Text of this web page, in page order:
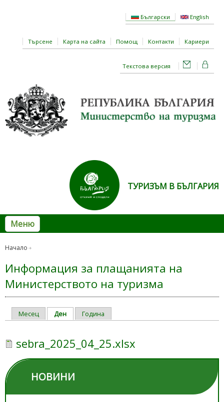
Български English
Търсене Карта на сайта Помощ Контакти Кариери
Текстова версия
ТУРИЗЪМ В БЪЛГАРИЯ
Меню
Начало
Информация за плащанията на
Министерството на туризма
Primary tabs
Месец Ден (активен раздел)
Година
sebra_2025_04_25.xlsx
НОВИНИ